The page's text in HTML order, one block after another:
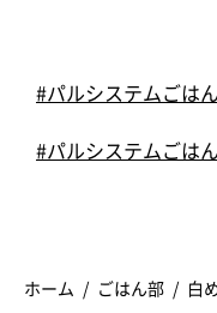
#パルシステムごは
#パルシステムごは
ホーム ごはん部 白